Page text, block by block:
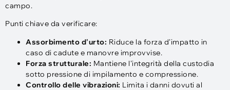
campo.
Punti chiave da verificare:
Assorbimento d'urto: Riduce la forza d'impatto in
caso di cadute e manovre improvvise.
Forza strutturale: Mantiene l'integrità della custodia
sotto pressione di impilamento e compressione.
Controllo delle vibrazioni: Limita i danni dovuti al